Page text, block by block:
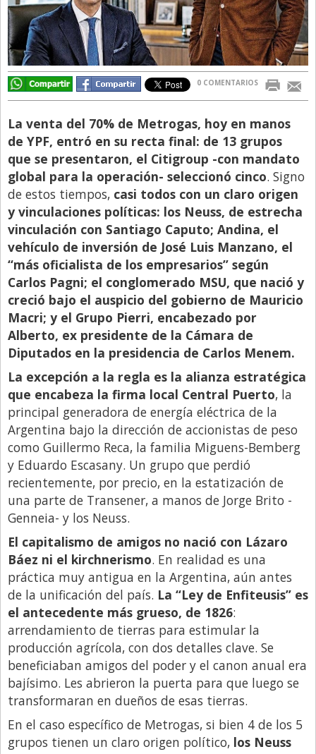
Legales
Libro de Quejas
Medios
Millonarios
Negocios
Opinion
País
Política
Publicidad y Marketing
Real Estate y Propiedades
Responsabilidad Social
Salidas
Santa Fe
Show Business
Sociedad
Tecnología
Tendencias
Viajes
0 COMENTARIOS
La venta del 70% de Metrogas, hoy en manos
de YPF, entró en su recta final: de 13 grupos
que se presentaron, el Citigroup -con mandato
global para la operación- seleccionó cinco. Signo
de estos tiempos, casi todos con un claro origen
y vinculaciones políticas: los Neuss, de estrecha
vinculación con Santiago Caputo; Andina, el
vehículo de inversión de José Luis Manzano, el
“más oficialista de los empresarios” según
Carlos Pagni; el conglomerado MSU, que nació y
creció bajo el auspicio del gobierno de Mauricio
Macri; y el Grupo Pierri, encabezado por
Alberto, ex presidente de la Cámara de
Diputados en la presidencia de Carlos Menem.
La excepción a la regla es la alianza estratégica
que encabeza la firma local Central Puerto, la
principal generadora de energía eléctrica de la
Argentina bajo la dirección de accionistas de peso
como Guillermo Reca, la familia Miguens-Bemberg
y Eduardo Escasany. Un grupo que perdió
recientemente, por precio, en la estatización de
una parte de Transener, a manos de Jorge Brito -
Genneia- y los Neuss.
El capitalismo de amigos no nació con Lázaro
Báez ni el kirchnerismo. En realidad es una
práctica muy antigua en la Argentina, aún antes
de la unificación del país. La “Ley de Enfiteusis” es
el antecedente más grueso, de 1826:
arrendamiento de tierras para estimular la
producción agrícola, con dos detalles clave. Se
beneficiaban amigos del poder y el canon anual era
bajísimo. Les abrieron la puerta para que luego se
transformaran en dueños de esas tierras.
En el caso específico de Metrogas, si bien 4 de los 5
grupos tienen un claro origen político, los Neuss